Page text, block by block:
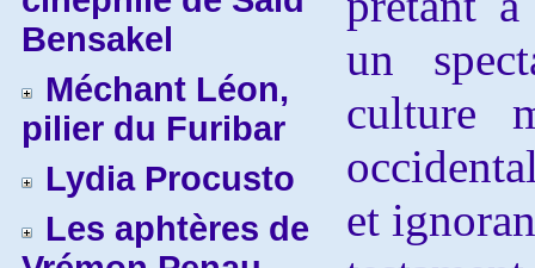
Bensakel
Méchant Léon,
pilier du Furibar
Lydia Procusto
Les aphtères de
un
culture
et